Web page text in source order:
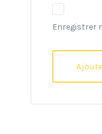
Enregistrer